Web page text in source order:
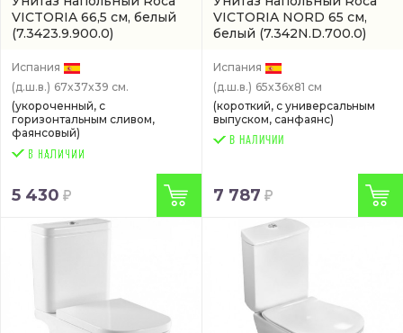
VICTORIA 66,5 см, белый
(7.3423.9.900.0)
Испания
(д.ш.в.) 67x37x39 см.
(укороченный, с
горизонтальным сливом,
фаянсовый)
5 430
VICTORIA NORD 65 см,
белый (7.342N.D.700.0)
Испания
(д.ш.в.) 65x36x81 см
(короткий, с универсальным
выпуском, санфаянс)
В НАЛИЧИИ
7 787